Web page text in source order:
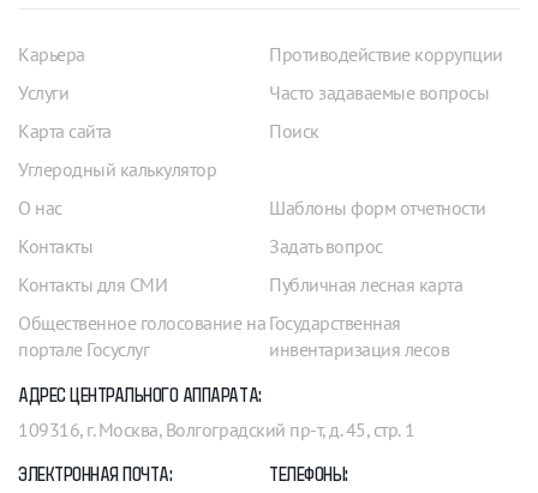
Карьера
Услуги
Карта сайта
Углеродный калькулятор
Противодействие коррупции
Часто задаваемые вопросы
Поиск
О нас
Контакты
Контакты для СМИ
Общественное голосование на
портале Госуслуг
Шаблоны форм отчетности
Задать вопрос
Публичная лесная карта
Государственная
инвентаризация лесов
АДРЕС ЦЕНТРАЛЬНОГО АППАРАТА:
109316, г. Москва, Волгоградский пр-т, д. 45, стр. 1
ЭЛЕКТРОННАЯ ПОЧТА: ТЕЛЕФОНЫ: